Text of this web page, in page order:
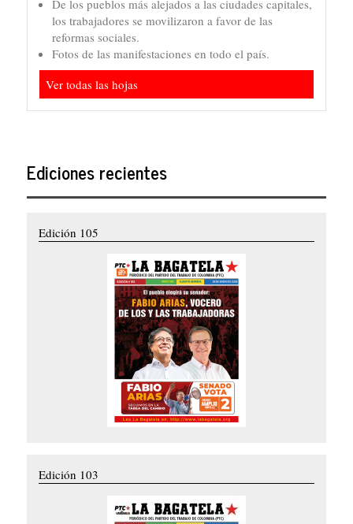
De los pueblos más alejados a las ciudades capitales,
los trabajadores se movilizaron a favor de las
reformas sociales.
Fotos de las manifestaciones en todo el país.
Ver todas las hojas
Ediciones recientes
Edición 105
Edición 103